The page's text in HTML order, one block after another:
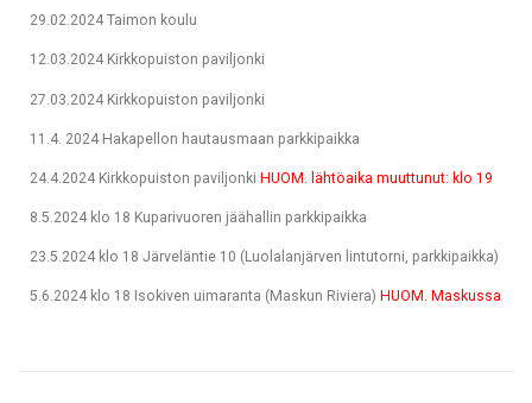
29.02.2024 Taimon koulu
12.03.2024 Kirkkopuiston paviljonki
27.03.2024 Kirkkopuiston paviljonki
11.4. 2024 Hakapellon hautausmaan parkkipaikka
24.4.2024 Kirkkopuiston paviljonki HUOM. lähtöaika muuttunut: klo 19
8.5.2024 klo 18 Kuparivuoren jäähallin parkkipaikka
23.5.2024 klo 18 Järveläntie 10 (Luolalanjärven lintutorni, parkkipaikka)
5.6.2024 klo 18 Isokiven uimaranta (Maskun Riviera) HUOM. Maskussa